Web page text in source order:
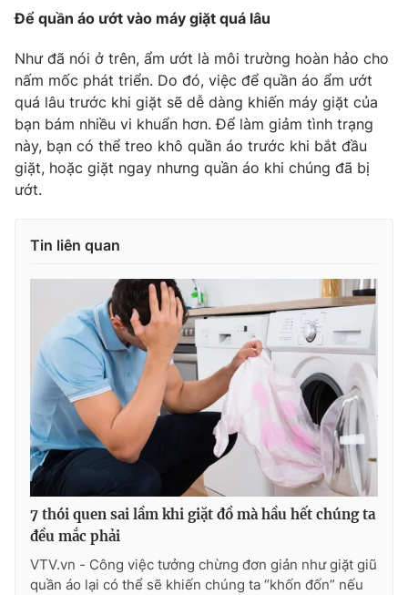
Để quần áo ướt vào máy giặt quá lâu
Như đã nói ở trên, ẩm ướt là môi trường hoàn hảo cho
nấm mốc phát triển. Do đó, việc để quần áo ẩm ướt
quá lâu trước khi giặt sẽ dễ dàng khiến máy giặt của
bạn bám nhiều vi khuẩn hơn. Để làm giảm tình trạng
này, bạn có thể treo khô quần áo trước khi bắt đầu
giặt, hoặc giặt ngay nhưng quần áo khi chúng đã bị
ướt.
Tin liên quan
7 thói quen sai lầm khi giặt đồ mà hầu hết chúng ta
đều mắc phải
VTV.vn - Công việc tưởng chừng đơn giản như giặt giũ
quần áo lại có thể sẽ khiến chúng ta “khốn đốn” nếu